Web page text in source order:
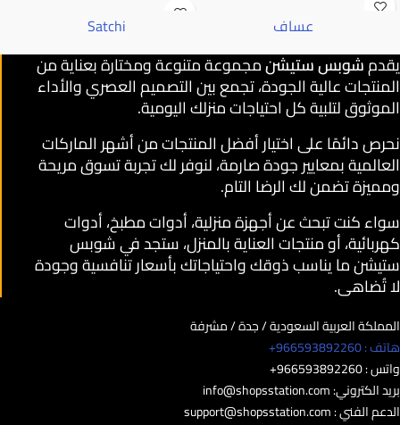
عساف Satchi
يقدمشوبس ستيشنمجموعة متنوعة ومختارة بعناية من
المنتجات عالية الجودة، تجمع بين التصميم العصري والأداء
الموثوق لتلبية كل احتياجات منزلك اليومية.
نحرص دائمًا على اختيار أفضل المنتجات من أشهر الماركات
العالمية بمعايير جودة صارمة، لنوفر لك تجربة تسوق مريحة
ومميزة تضمن لك الرضا التام.
سواء كنت تبحث عن أجهزة منزلية، أدوات مطبخ، أدوات
كهربائية، أو منتجات العناية بالمنزل، ستجد في شوبس
ستيشن ما يناسب ذوقك واحتياجاتك بأسعار تنافسية وجودة
لا تُضاهى.
المملكة العربية السعودية / جدة / مشرفة
هاتف : 966593892260+
واتس : 966593892260+
بريد الكتروني:info@shopsstation.com
الدعم الفني :support@shopsstation.com